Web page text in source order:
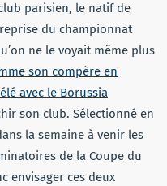
parisien, le natif de
du championnat
ne le voyait même plus
son compère en
avec le Borussia
son club. Sélectionné en
la semaine à venir les
de la Coupe du
envisager ces deux